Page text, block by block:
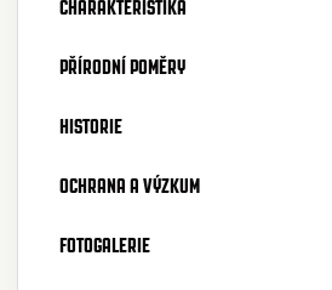
CHARAKTERISTIKA
PŘÍRODNÍ POMĚRY
HISTORIE
OCHRANA A VÝZKUM
FOTOGALERIE